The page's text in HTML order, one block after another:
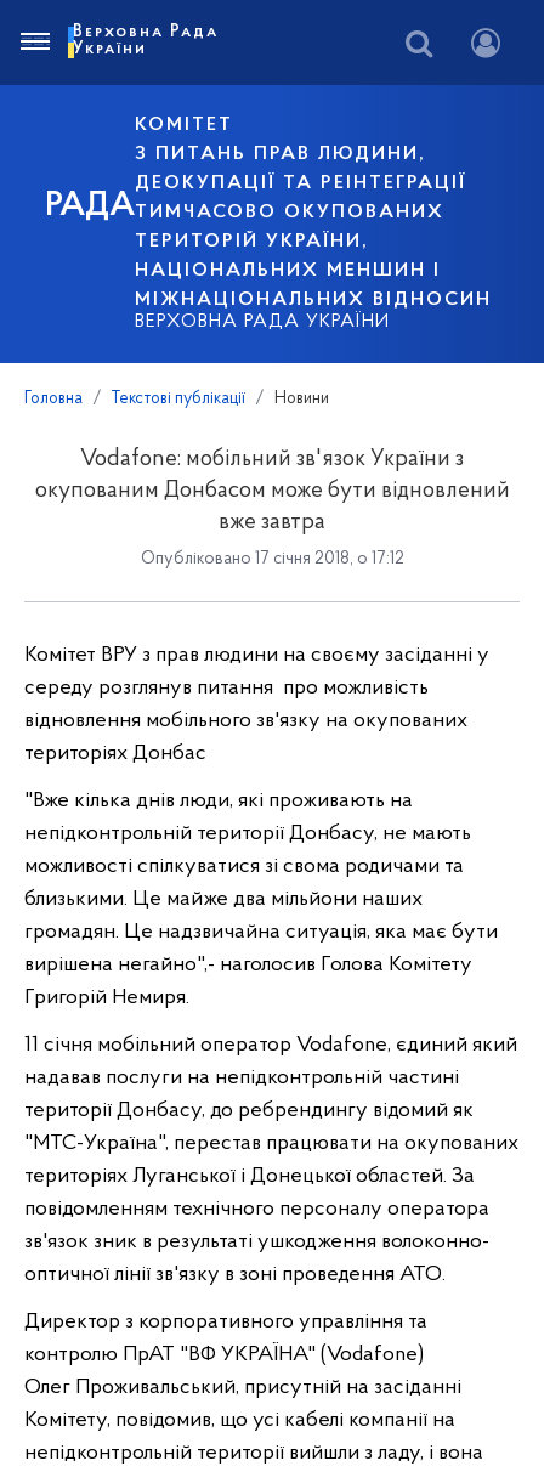
РАДА
КОМІТЕТ
З ПИТАНЬ ПРАВ ЛЮДИНИ,
ДЕОКУПАЦІЇ ТА РЕІНТЕГРАЦІЇ
ТИМЧАСОВО ОКУПОВАНИХ
ТЕРИТОРІЙ УКРАЇНИ,
НАЦІОНАЛЬНИХ МЕНШИН І
МІЖНАЦІОНАЛЬНИХ ВІДНОСИН
ВЕРХОВНА РАДА УКРАЇНИ
Верховна Рада
України
Головна Текстові публікації Новини
Vodafone: мобільний зв'язок України з
окупованим Донбасом може бути відновлений
вже завтра
Опубліковано 17 січня 2018, о 17:12
Комітет ВРУ з прав людини на своєму засіданні у
середу розглянув питання про можливість
відновлення мобільного зв'язку на окупованих
територіях Донбас
"Вже кілька днів люди, які проживають на
непідконтрольній території Донбасу, не мають
можливості спілкуватися зі свома родичами та
близькими. Це майже два мільйони наших
громадян. Це надзвичайна ситуація, яка має бути
вирішена негайно",- наголосив Голова Комітету
Григорій Немиря.
11 січня мобільний оператор Vodafone, єдиний який
надавав послуги на непідконтрольній частині
території Донбасу, до ребрендингу відомий як
"МТС-Україна", перестав працювати на окупованих
територіях Луганської і Донецької областей. За
повідомленням технічного персоналу оператора
зв'язок зник в результаті ушкодження волоконно-
оптичної лінії зв'язку в зоні проведення АТО.
Директор з корпоративного управління та
контролю ПрАТ "ВФ УКРАЇНА" (Vodafone)
Олег Проживальський, присутній на засіданні
Комітету, повідомив, що усі кабелі компанії на
непідконтрольній території вийшли з ладу, і вона